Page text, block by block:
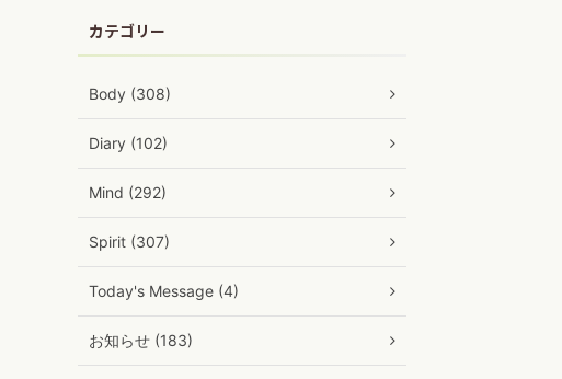
カテゴリー
Body (308)
Diary (102)
Mind (292)
Spirit (307)
Today's Message (4)
お知らせ (183)